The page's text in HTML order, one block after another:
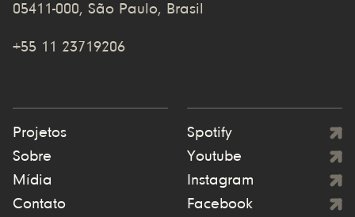
05411-000, São Paulo, Brasil
+55 11 23719206
Projetos
Sobre
Mídia
Contato
Spotify
Youtube
Instagram
Facebook